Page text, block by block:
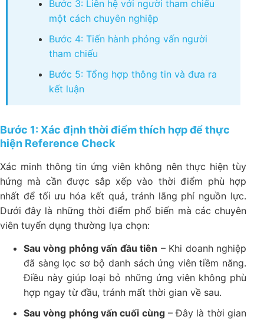
Bước 3: Liên hệ với người tham chiếu
một cách chuyên nghiệp
Bước 4: Tiến hành phỏng vấn người
tham chiếu
Bước 5: Tổng hợp thông tin và đưa ra
kết luận
Bước 1: Xác định thời điểm thích hợp để thực
hiện Reference Check
Xác minh thông tin ứng viên​ không nên thực hiện tùy
hứng mà cần được sắp xếp vào thời điểm phù hợp
nhất để tối ưu hóa kết quả, tránh lãng phí nguồn lực.
Dưới đây là những thời điểm phổ biến mà các chuyên
viên tuyển dụng thường lựa chọn:
Sau vòng phỏng vấn đầu tiên – Khi doanh nghiệp
đã sàng lọc sơ bộ danh sách ứng viên tiềm năng.
Điều này giúp loại bỏ những ứng viên không phù
hợp ngay từ đầu, tránh mất thời gian về sau.
Sau vòng phỏng vấn cuối cùng– Đây là thời gian